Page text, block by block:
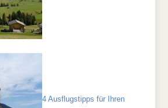
4 Ausflugstipps für Ihren